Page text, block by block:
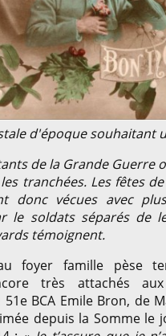
d'époque souhaitant
de la Grande Guerre
tranchées. Les fêtes
donc vécues avec
le soldats séparés de
témoignent.
foyer famille pèse
très attachés
BCA Emile Bron, de
depuis la Somme le